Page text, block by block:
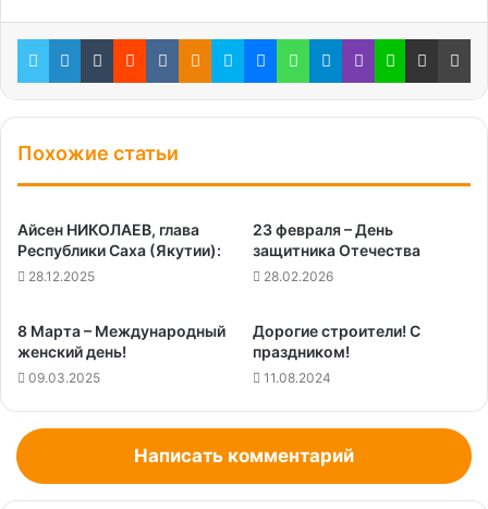
TwitterLinkedInTumblrRedditВконтакте
Одноклассники
SkypeMessenger
WhatsApp
Telegram
ViberLine Поделиться через электронную почту
Похожие статьи
Айсен НИКОЛАЕВ, глава
Республики Саха (Якутии):
28.12.2025
23 февраля – День
защитника Отечества
28.02.2026
8 Марта – Международный
женский день!
09.03.2025
Дорогие строители! С
праздником!
11.08.2024
Написать комментарий